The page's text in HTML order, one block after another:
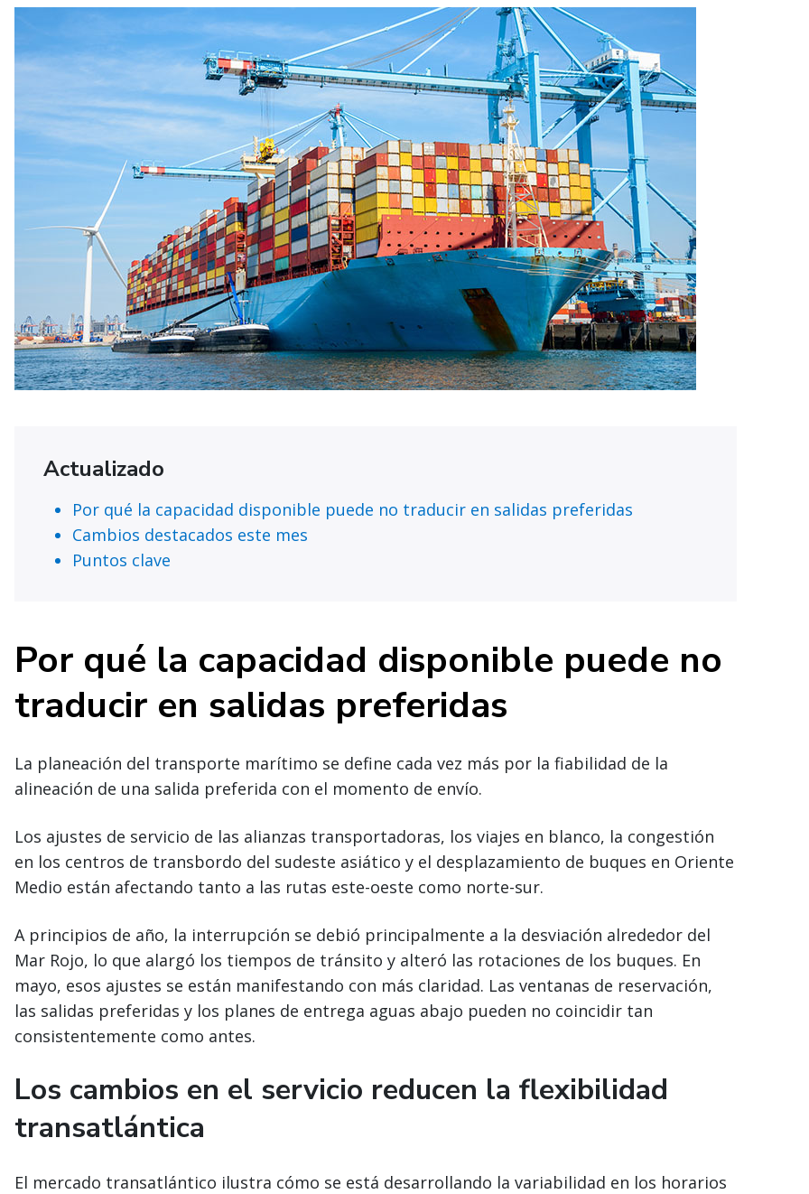
Actualizado
Por qué la capacidad disponible puede no traducir en salidas preferidas
Cambios destacados este mes
Puntos clave
Por qué la capacidad disponible puede no
traducir en salidas preferidas
La planeación del transporte marítimo se define cada vez más por la fiabilidad de la
alineación de una salida preferida con el momento de envío.
Los ajustes de servicio de las alianzas transportadoras, los viajes en blanco, la congestión
en los centros de transbordo del sudeste asiático y el desplazamiento de buques en Oriente
Medio están afectando tanto a las rutas este-oeste como norte-sur.
A principios de año, la interrupción se debió principalmente a la desviación alrededor del
Mar Rojo, lo que alargó los tiempos de tránsito y alteró las rotaciones de los buques. En
mayo, esos ajustes se están manifestando con más claridad. Las ventanas de reservación,
las salidas preferidas y los planes de entrega aguas abajo pueden no coincidir tan
consistentemente como antes.
Los cambios en el servicio reducen la flexibilidad
transatlántica
El mercado transatlántico ilustra cómo se está desarrollando la variabilidad en los horarios